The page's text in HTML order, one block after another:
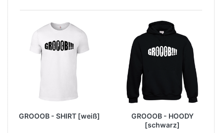
GROOOB - SHIRT [weiß]
GROOOB - HOODY
[schwarz]